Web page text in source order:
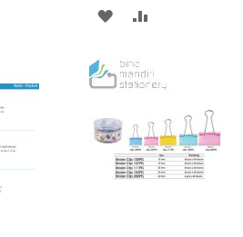
ADD
WISHCOMPARE